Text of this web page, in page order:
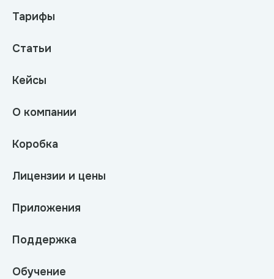
Тарифы
Статьи
Кейсы
О компании
Коробка
Лицензии и цены
Приложения
Поддержка
Обучение